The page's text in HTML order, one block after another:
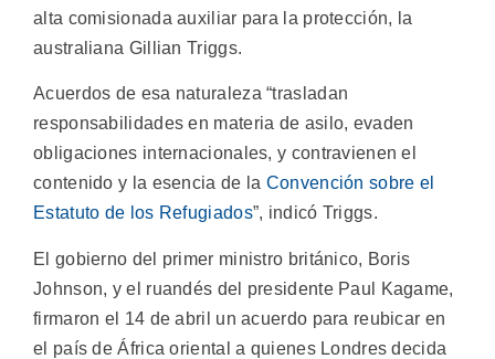
alta comisionada auxiliar para la protección, la
australiana Gillian Triggs.
Acuerdos de esa naturaleza “trasladan
responsabilidades en materia de asilo, evaden
obligaciones internacionales, y contravienen el
contenido y la esencia de la Convención sobre el
Estatuto de los Refugiados”, indicó Triggs.
El gobierno del primer ministro británico, Boris
Johnson, y el ruandés del presidente Paul Kagame,
firmaron el 14 de abril un acuerdo para reubicar en
el país de África oriental a quienes Londres decida